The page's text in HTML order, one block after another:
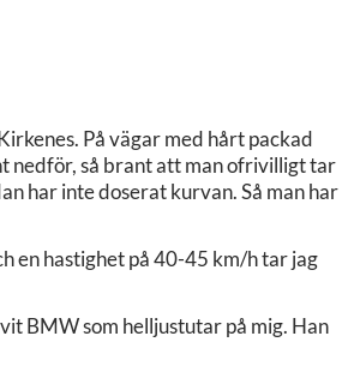
På vägar med hårt packad
nedför, så brant att man ofrivilligt tar
har inte doserat kurvan. Så man har
en hastighet på 40-45 km/h tar jag
BMW som helljustutar på mig. Han